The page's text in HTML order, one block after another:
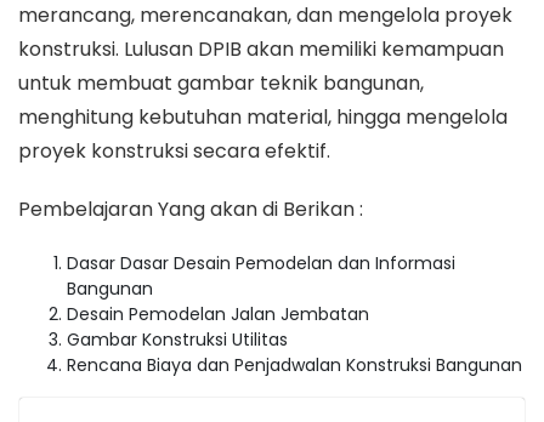
merancang, merencanakan, dan mengelola proyek
konstruksi. Lulusan DPIB akan memiliki kemampuan
untuk membuat gambar teknik bangunan,
menghitung kebutuhan material, hingga mengelola
proyek konstruksi secara efektif.
Pembelajaran Yang akan di Berikan :
Dasar Dasar Desain Pemodelan dan Informasi
Bangunan
Desain Pemodelan Jalan Jembatan
Gambar Konstruksi Utilitas
Rencana Biaya dan Penjadwalan Konstruksi Bangunan